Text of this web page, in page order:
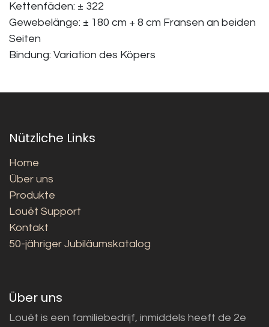
Kettenfäden: ± 322
Gewebelänge: ± 180 cm + 8 cm Fransen an beiden
Seiten
Bindung: Variation des Köpers
Nützliche Links
Home
Über uns
Produkte
Louët Support
Kontakt
50-jähriger Jubiläumskatalog
Über uns
Louët is een familiebedrijf, inmiddels heeft de 2e